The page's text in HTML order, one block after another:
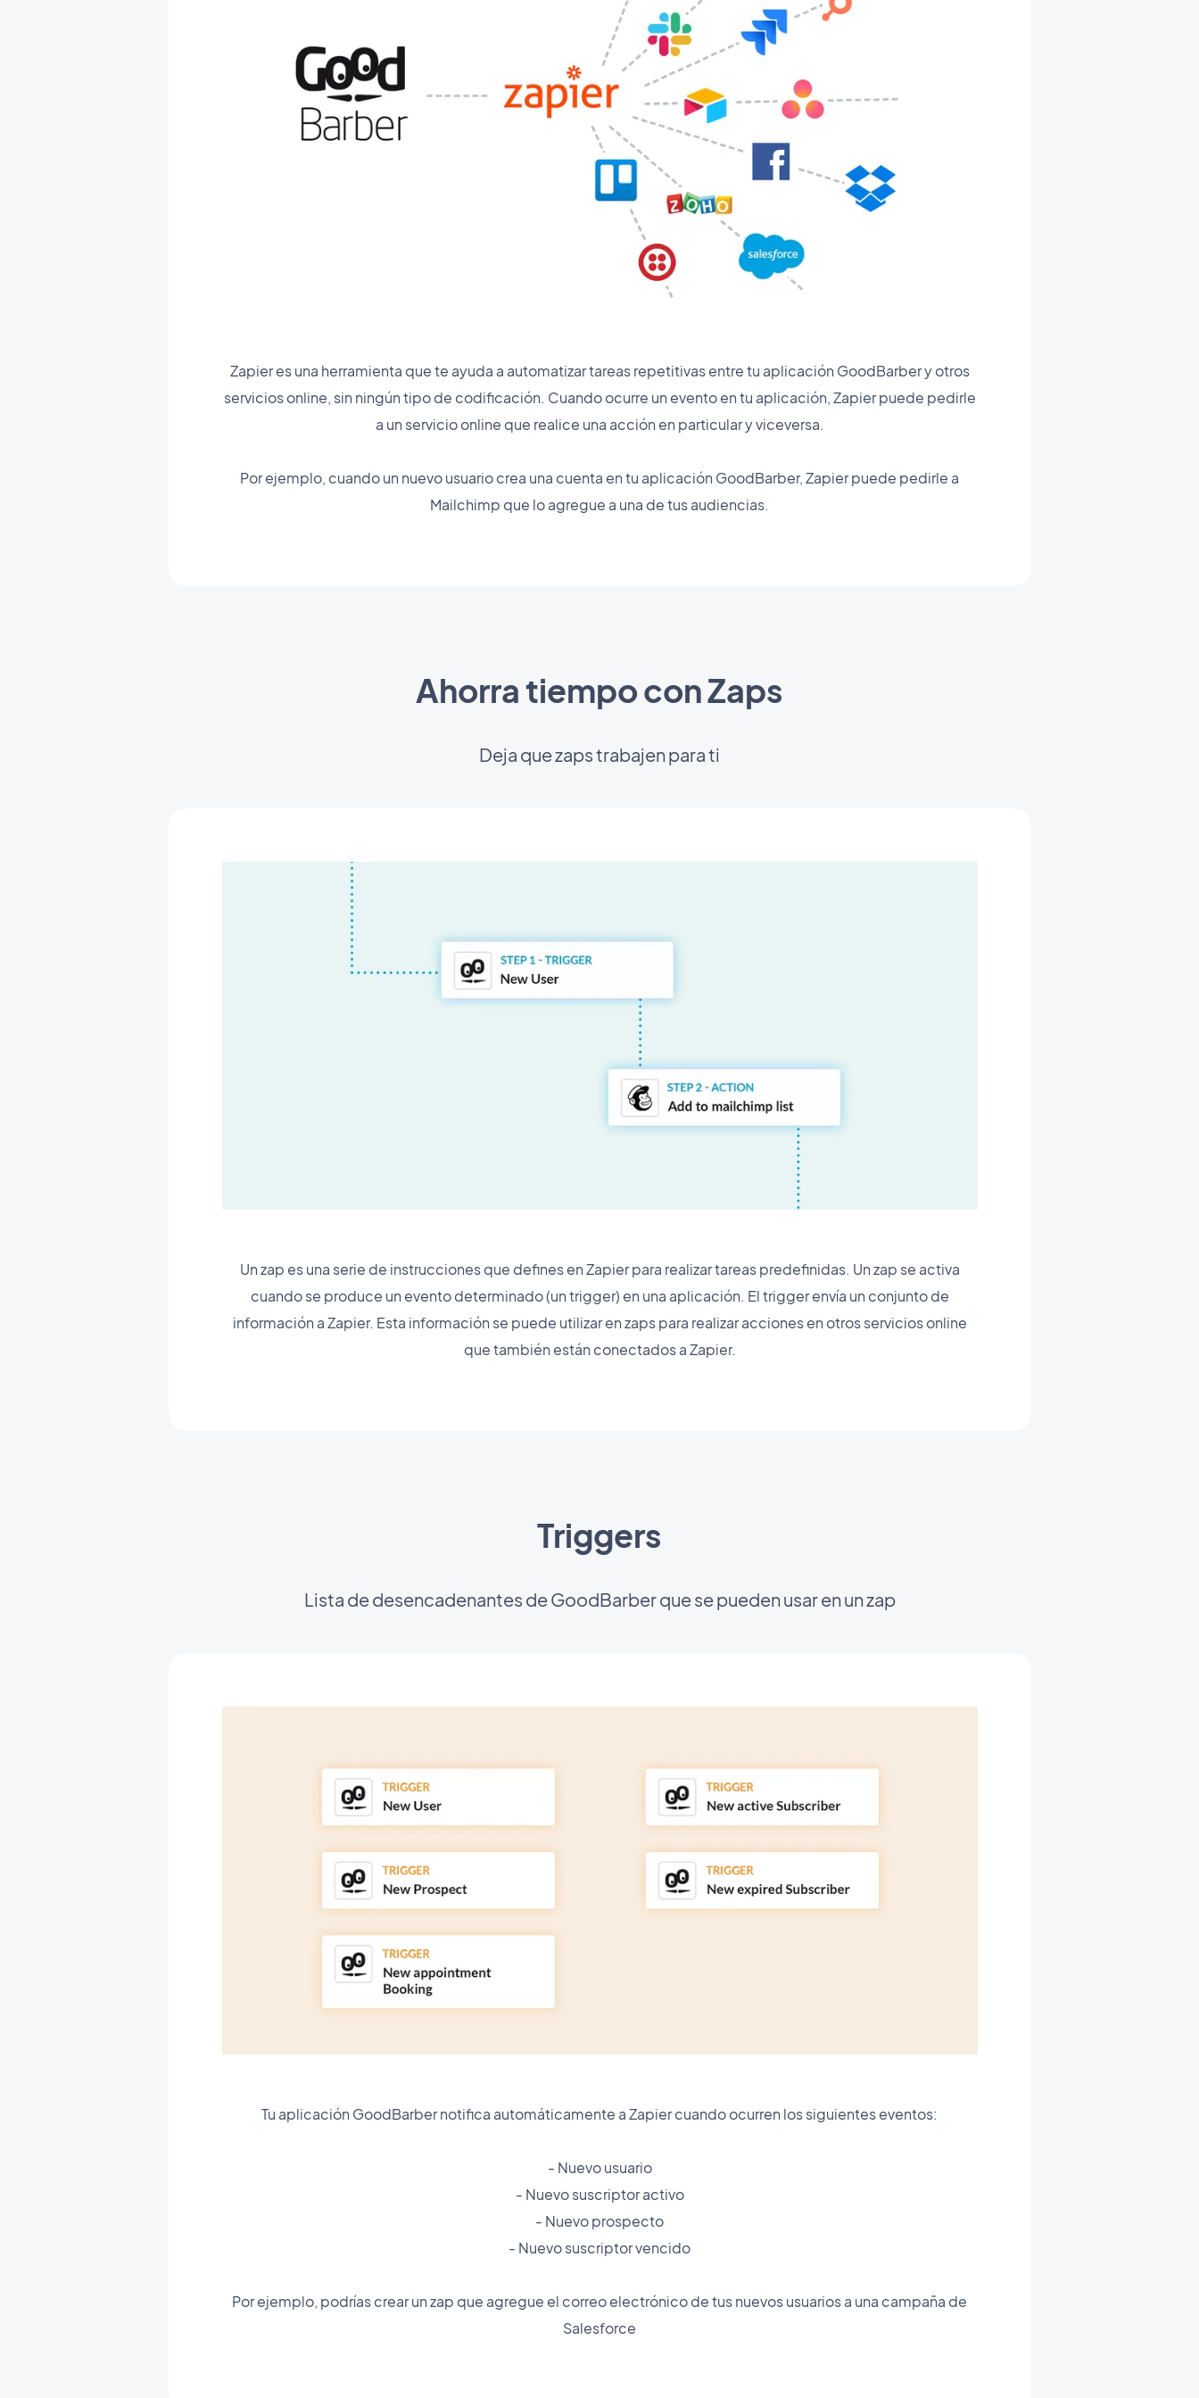
Zapier es una herramienta que te ayuda a automatizar tareas repetitivas entre tu aplicación GoodBarber y otros
servicios online, sin ningún tipo de codificación. Cuando ocurre un evento en tu aplicación, Zapier puede pedirle
a un servicio online que realice una acción en particular y viceversa.
Por ejemplo, cuando un nuevo usuario crea una cuenta en tu aplicación GoodBarber, Zapier puede pedirle a
Mailchimp que lo agregue a una de tus audiencias.
Ahorra tiempo con Zaps
Deja que zaps trabajen para ti
Un zap es una serie de instrucciones que defines en Zapier para realizar tareas predefinidas. Un zap se activa
cuando se produce un evento determinado (un trigger) en una aplicación. El trigger envía un conjunto de
información a Zapier. Esta información se puede utilizar en zaps para realizar acciones en otros servicios online
que también están conectados a Zapier.
Triggers
Lista de desencadenantes de GoodBarber que se pueden usar en un zap
Tu aplicación GoodBarber notifica automáticamente a Zapier cuando ocurren los siguientes eventos:
- Nuevo usuario
- Nuevo suscriptor activo
- Nuevo prospecto
- Nuevo suscriptor vencido
Por ejemplo, podrías crear un zap que agregue el correo electrónico de tus nuevos usuarios a una campaña de
Salesforce